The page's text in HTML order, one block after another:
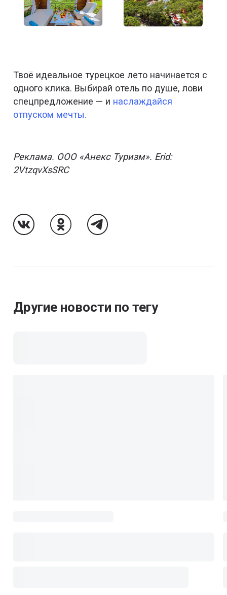
Твоё идеальное турецкое лето начинается с
одного клика. Выбирай отель по душе, лови
спецпредложение — и наслаждайся
отпуском мечты.
Реклама. ООО «Анекс Туризм». Erid:
2VtzqvXsSRC
Другие новости по тегу